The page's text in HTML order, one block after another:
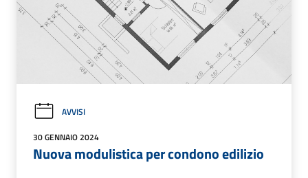
AVVISI
30 GENNAIO 2024
Nuova modulistica per condono edilizio